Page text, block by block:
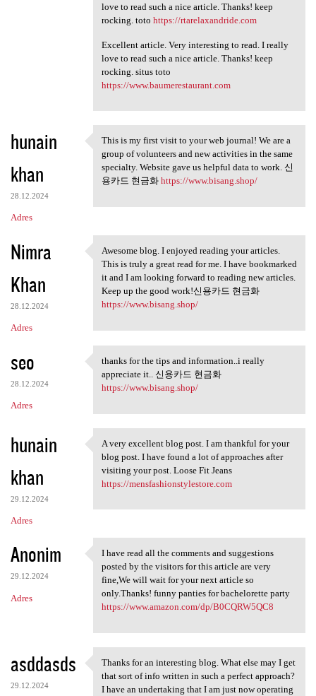
love to read such a nice article. Thanks! keep
rocking. toto https://rtarelaxandride.com
Excellent article. Very interesting to read. I really
love to read such a nice article. Thanks! keep
rocking. situs toto
https://www.baumerestaurant.com
hunain
khan
28.12.2024
Adres
This is my first visit to
This is my first visit to your web journal! We are a
group of volunteers and new activities in the same
specialty. Website gave us helpful data to work. 신
용카드 현금화 https://www.bisang.shop/
Nimra
Khan
28.12.2024
Adres
Awesome blog. I enjoyed
Awesome blog. I enjoyed reading your articles.
This is truly a great read for me. I have bookmarked
it and I am looking forward to reading new articles.
Keep up the good work!신용카드 현금화
https://www.bisang.shop/
seo
28.12.2024
Adres
thanks for the tips and
thanks for the tips and information..i really
appreciate it.. 신용카드 현금화
https://www.bisang.shop/
hunain
khan
29.12.2024
Adres
A very excellent blog post. I
A very excellent blog post. I am thankful for your
blog post. I have found a lot of approaches after
visiting your post. Loose Fit Jeans
https://mensfashionstylestore.com
Anonim
29.12.2024
Adres
I have read all the comments
I have read all the comments and suggestions
posted by the visitors for this article are very
fine,We will wait for your next article so
only.Thanks! funny panties for bachelorette party
https://www.amazon.com/dp/B0CQRW5QC8
asddasds
29.12.2024
Thanks for an interesting
Thanks for an interesting blog. What else may I get
that sort of info written in such a perfect approach?
I have an undertaking that I am just now operating